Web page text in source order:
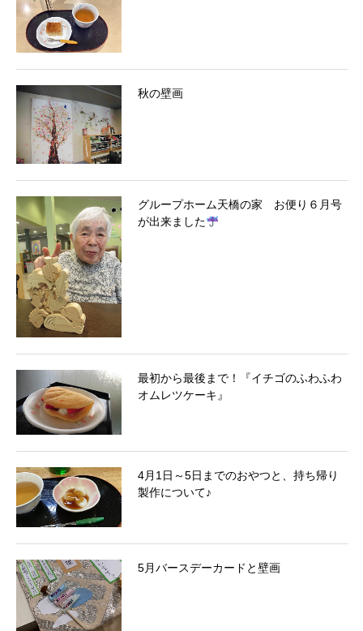
秋の壁画
グループホーム天橋の家 お便り６月号
が出来ました
最初から最後まで！『イチゴのふわふわ
オムレツケーキ』
4月1日～5日までのおやつと、持ち帰り
製作について♪
5月バースデーカードと壁画